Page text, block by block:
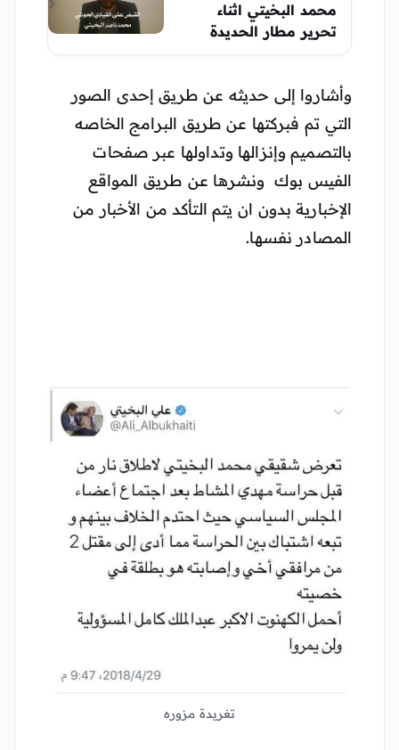
محمد البخيتي اثناء
تحرير مطار الحديدة
وأشاروا إلى حديثه عن طريق إحدى الصور
التي تم فبركتها عن طريق البرامج الخاصه
بالتصميم وإنزالها وتداولها عبر صفحات
الفيس بوك ونشرها عن طريق المواقع
الإخبارية بدون ان يتم التأكد من الأخبار من
المصادر نفسها.
تغريدة مزوره